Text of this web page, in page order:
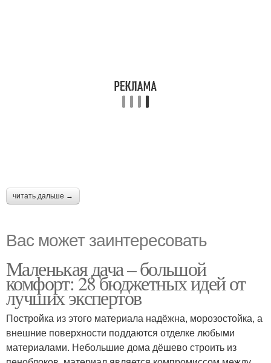
читать дальше →
Вас может заинтересовать
Маленькая дача – большой
комфорт: 28 бюджетных идей от
лучших экспертов
Постройка из этого материала надёжна, морозостойка, а
внешние поверхности поддаются отделке любыми
материалами. Небольшие дома дёшево строить из